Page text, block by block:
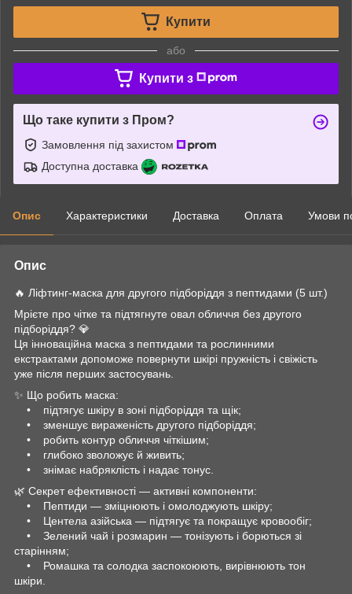
Купити
або
Купити з
Що таке купити з Пром?
Замовлення під захистом
Доступна доставка
Опис Характеристики Доставка Оплата Умови
Опис
🔥 Ліфтинг-маска для другого підборіддя з пептидами (5 шт.)
Мрієте про чітке та підтягнуте овал обличчя без другого
підборіддя? 💎
Ця інноваційна маска з пептидами та рослинними
екстрактами допоможе повернути шкірі пружність і свіжість
уже після перших застосувань.
✨ Що робить маска:
• підтягує шкіру в зоні підборіддя та щік;
• зменшує вираженість другого підборіддя;
• робить контур обличчя чіткішим;
• глибоко зволожує й живить;
• знімає набряклість і надає тонус.
🌿 Секрет ефективності — активні компоненти:
• Пептиди — зміцнюють і омолоджують шкіру;
• Центела азійська — підтягує та покращує кровообіг;
• Зелений чай і розмарин — тонізують і борються зі
старінням;
• Ромашка та солодка заспокоюють, вирівнюють тон
шкіри.